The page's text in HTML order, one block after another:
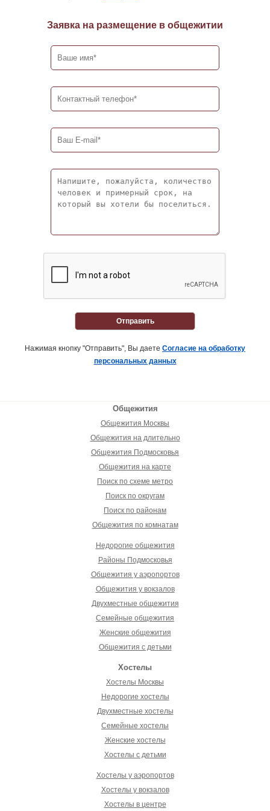
Заявка на размещение в общежитии
Отправить
Нажимая кнопку "Отправить", Вы даете Согласие на обработку
персональных данных
Общежития
Общежития Москвы
Общежития на длительно
Общежития Подмосковья
Общежития на карте
Поиск по схеме метро
Поиск по округам
Поиск по районам
Общежития по комнатам
Недорогие общежития
Районы Подмосковья
Общежития у аэропортов
Общежития у вокзалов
Двухместные общежития
Семейные общежития
Женские общежития
Общежития с детьми
Хостелы
Хостелы Москвы
Недорогие хостелы
Двухместные хостелы
Семейные хостелы
Женские хостелы
Хостелы с детьми
Хостелы у аэропортов
Хостелы у вокзалов
Хостелы в центре